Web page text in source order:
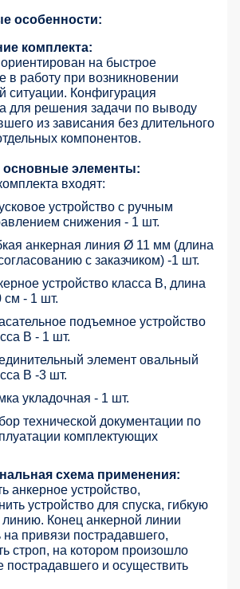
особенности:
комплекта:
на быстрое
в работу при возникновении
ситуации. Конфигурация
для решения задачи по выводу
из зависания без длительного
компонентов.
основные элементы:
входят:
устройство с ручным
снижения - 1 шт.
анкерная линия Ø 11 мм (длина
с заказчиком) -1 шт.
устройство класса В, длина
см - 1 шт.
подъемное устройство
В - 1 шт.
элемент овальный
В -3 шт.
укладочная - 1 шт.
технической документации по
комплектующих
схема применения:
анкерное устройство,
устройство для спуска, гибкую
Конец анкерной линии
на привязи пострадавшего,
строп, на котором произошло
пострадавшего и осуществить